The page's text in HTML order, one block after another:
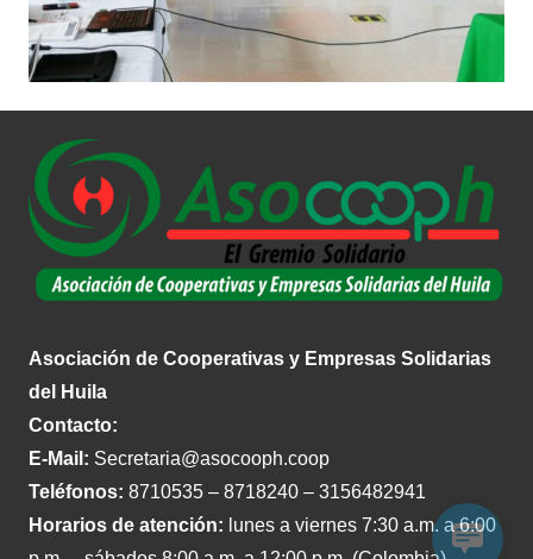
Asociación de Cooperativas y Empresas Solidarias
del Huila
Contacto:
E-Mail: Secretaria@asocooph.coop
Teléfonos: 8710535 – 8718240 – 3156482941
Horarios de atención: lunes a viernes 7:30 a.m. a 6:00